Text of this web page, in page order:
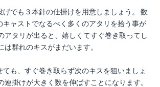
げでも３本針の仕掛けを用意しましょう。 数
キャストでなるべく多くのアタリを拾う事が
アタリが出ると、嬉しくてすぐ巻き取ってし
は群れのキスがまだいます。
ても、すぐ巻き取らず次のキスを狙いましょ
連掛けが大きく数を伸ばすことになります。